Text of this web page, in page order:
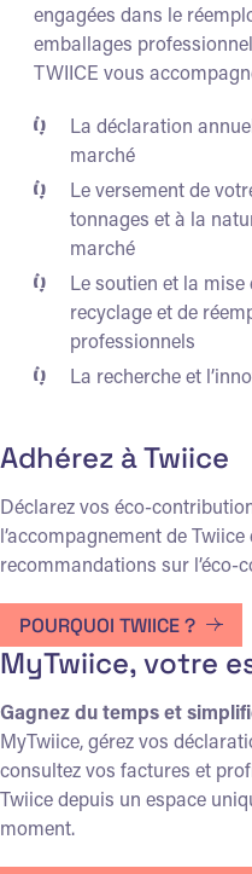
engagées dans le
emballages
TWIICE vous
La déclaration
marché
Le versement de
tonnages et à la
marché
Le soutien et la
recyclage et de
professionnels
La recherche et
Adhérez à Twiice
Déclarez vos éco-
l’accompagnement de
recommandations sur l’éco-
POURQUOI TWIICE ?
MyTwiice, votre
Gagnez du temps et
MyTwiice, gérez vos
consultez vos factures et
Twiice depuis un espace
moment.